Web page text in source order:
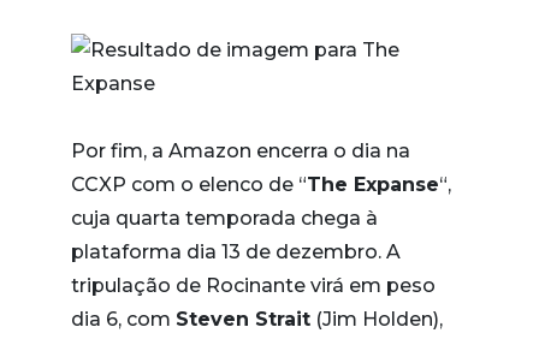
Por fim, a Amazon encerra o dia na
CCXP com o elenco de “The Expanse“,
cuja quarta temporada chega à
plataforma dia 13 de dezembro. A
tripulação de Rocinante virá em peso
dia 6, com Steven Strait (Jim Holden),